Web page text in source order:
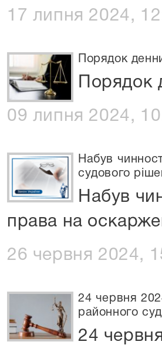
17 липня 2024,
Порядок
Порядок
09 липня 2024,
Набув
судового
Набув
права на
26 червня 2024,
24 червня
районного
24